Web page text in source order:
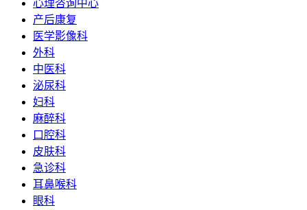
心理咨询中心
产后康复
医学影像科
外科
中医科
泌尿科
妇科
麻醉科
口腔科
皮肤科
急诊科
耳鼻喉科
眼科